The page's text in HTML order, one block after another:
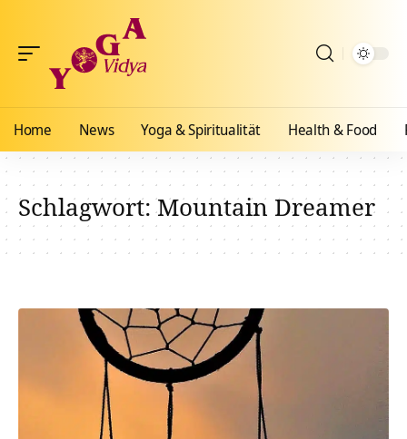
Home News Yoga & Spiritualität Health & Food
Schlagwort:Mountain Dreamer